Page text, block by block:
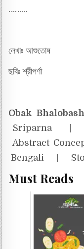
………
লেখাঃ আশুতোষ
ছবিঃ শ্রীপর্ণা
Obak
Sriparna
Abstract
Bengali |
Must Reads